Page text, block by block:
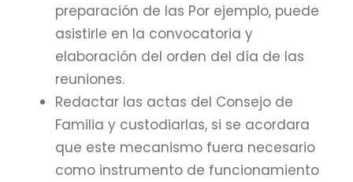
preparación de las Por ejemplo, puede
asistirle en la convocatoria y
elaboración del orden del día de las
reuniones.
Redactar las actas del Consejo de
Familia y custodiarlas, si se acordara
que este mecanismo fuera necesario
como instrumento de funcionamiento